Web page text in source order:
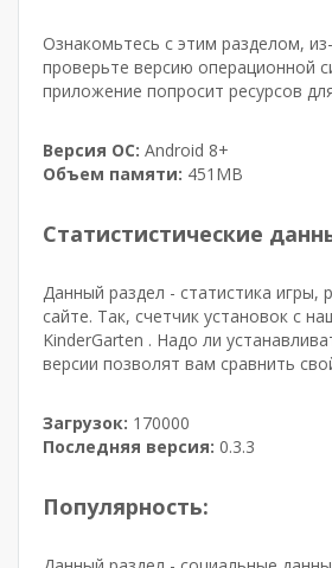
Ознакомьтесь с этим разделом,
проверьте версию операционной
приложение попросит ресурсов
Версия ОС: Android 8+
Объем памяти: 451MB
Статистистические
Данный раздел - статистика игры,
сайте. Так, счетчик установок с
KinderGarten . Надо ли
версии позволят вам сравнить
Загрузок: 170000
Последняя версия: 0.3.3
Популярность: